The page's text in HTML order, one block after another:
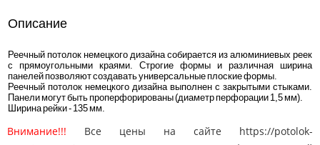
Описание
Реечный потолок немецкого дизайна собирается из алюминиевых реек
с прямоугольными краями. Строгие формы и различная ширина
панелей позволяют создавать универсальные плоские формы.
Реечный потолок немецкого дизайна выполнен с закрытыми стыками.
Панели могут быть проперфорированы (диаметр перфорации 1,5 мм).
Ширина рейки - 135 мм.
Внимание!!! Все цены на сайте https://potolok-